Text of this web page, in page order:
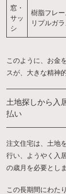
窓・
サッ
シ
樹脂フレー
リプルガラ
このように、お金
スが、大きな精神
土地探しから入
払い
注文住宅は、土地
行い、ようやく入
の歳月を必要としま
この長期間にわた